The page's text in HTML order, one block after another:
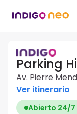
Parking
Av. Pierre
Ver itinerario
Abierto 24/7